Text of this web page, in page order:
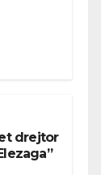
drejtor